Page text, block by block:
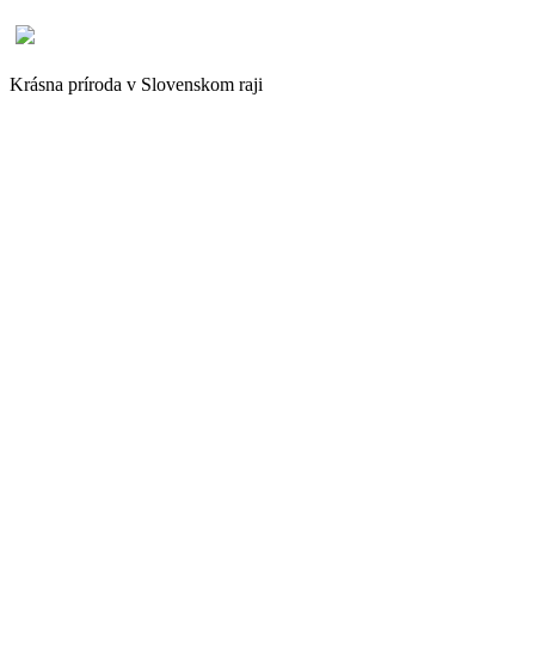
Krásna príroda v Slovenskom raji